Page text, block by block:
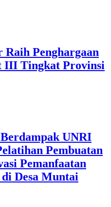
Penghargaan
III Tingkat Provinsi
UNRI
Pembuatan
Pemanfaatan
Desa Muntai